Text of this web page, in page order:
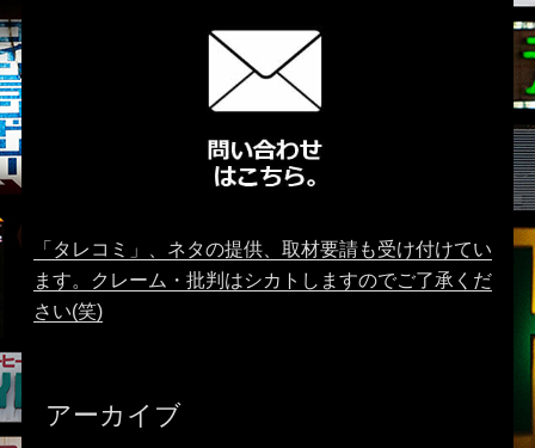
「タレコミ」、ネタの提供、取材要請も受け付けてい
ます。クレーム・批判はシカトしますのでご了承くだ
さい(笑)
アーカイブ